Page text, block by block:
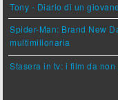
Tony - Diario di un
Spider-Man: Brand New
multimilionaria
Stasera in tv: i film da